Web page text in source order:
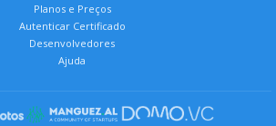
Planos e Preços
Autenticar Certificado
Desenvolvedores
Ajuda